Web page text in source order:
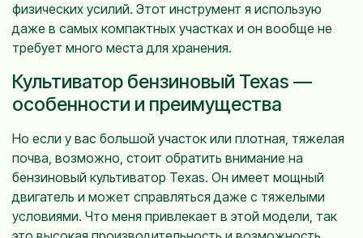
физических усилий. Этот инструмент я использую
даже в самых компактных участках и он вообще не
требует много места для хранения.
Культиватор бензиновый Texas —
особенности и преимущества
Но если у вас большой участок или плотная, тяжелая
почва, возможно, стоит обратить внимание на
бензиновый культиватор Texas. Он имеет мощный
двигатель и может справляться даже с тяжелыми
условиями. Что меня привлекает в этой модели, так